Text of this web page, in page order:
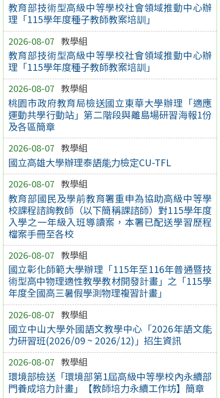
教育部技術型高級中等學校社會領域推動中心辦
理「115學年度種子教師教案培訓」
2026-08-07 教學組
教育部技術型高級中等學校社會領域推動中心辦
理「115學年度種子教師教案培訓」
2026-08-07 教學組
桃園市政府教育局檢送國立東華大學辦理「適應
運動共學行動站」第二階段與離島場研習海報1份
及各區簡章
2026-08-07 教學組
國立高雄大學辦理泰語能力檢定CU-TFL
2026-08-07 教學組
教育部國民及學前教育署重申為協助高級中等學
校課程諮詢教師（以下簡稱課諮師）對115學年度
入學之一年級入班導讀案，本署已配送學習歷程
檔案手冊至各校
2026-08-07 教學組
國立彰化師範大學辦理「115年至116年普通暨技
術型高中物理適性教學教材開發計畫」之「115學
年度全國高三暑假學測物理複習計畫」
2026-08-07 教學組
國立中山大學外國語文教學中心「2026年語文能
力研習班(2026/09 ~ 2026/12)」招生資訊
2026-08-07 教學組
環境部檢送「環境部第1屆高級中等學校內永續部
門養成培力計畫」【教師培力永續工作坊】簡章